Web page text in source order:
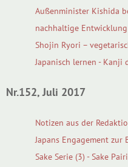
Außenminister Kishida
nachhaltige Entwicklung
Shojin Ryori –
Japanisch lernen - Kanji
Nr.152, Juli 2017
Notizen aus der
Japans Engagement
Sake Serie (3) - Sake